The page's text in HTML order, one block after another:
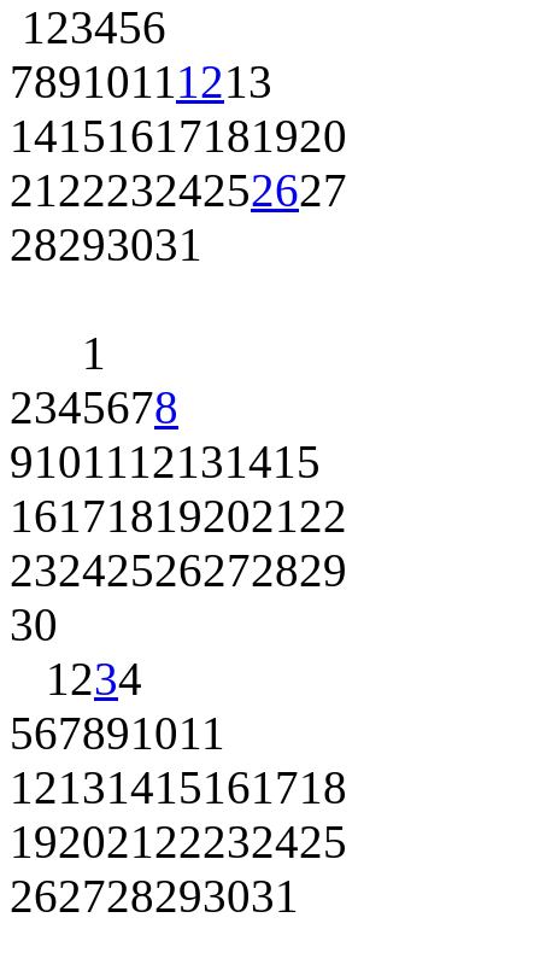
123456
78910111213
14151617181920
21222324252627
28293031
1
2345678
9101112131415
16171819202122
23242526272829
30
1234
567891011
12131415161718
19202122232425
262728293031